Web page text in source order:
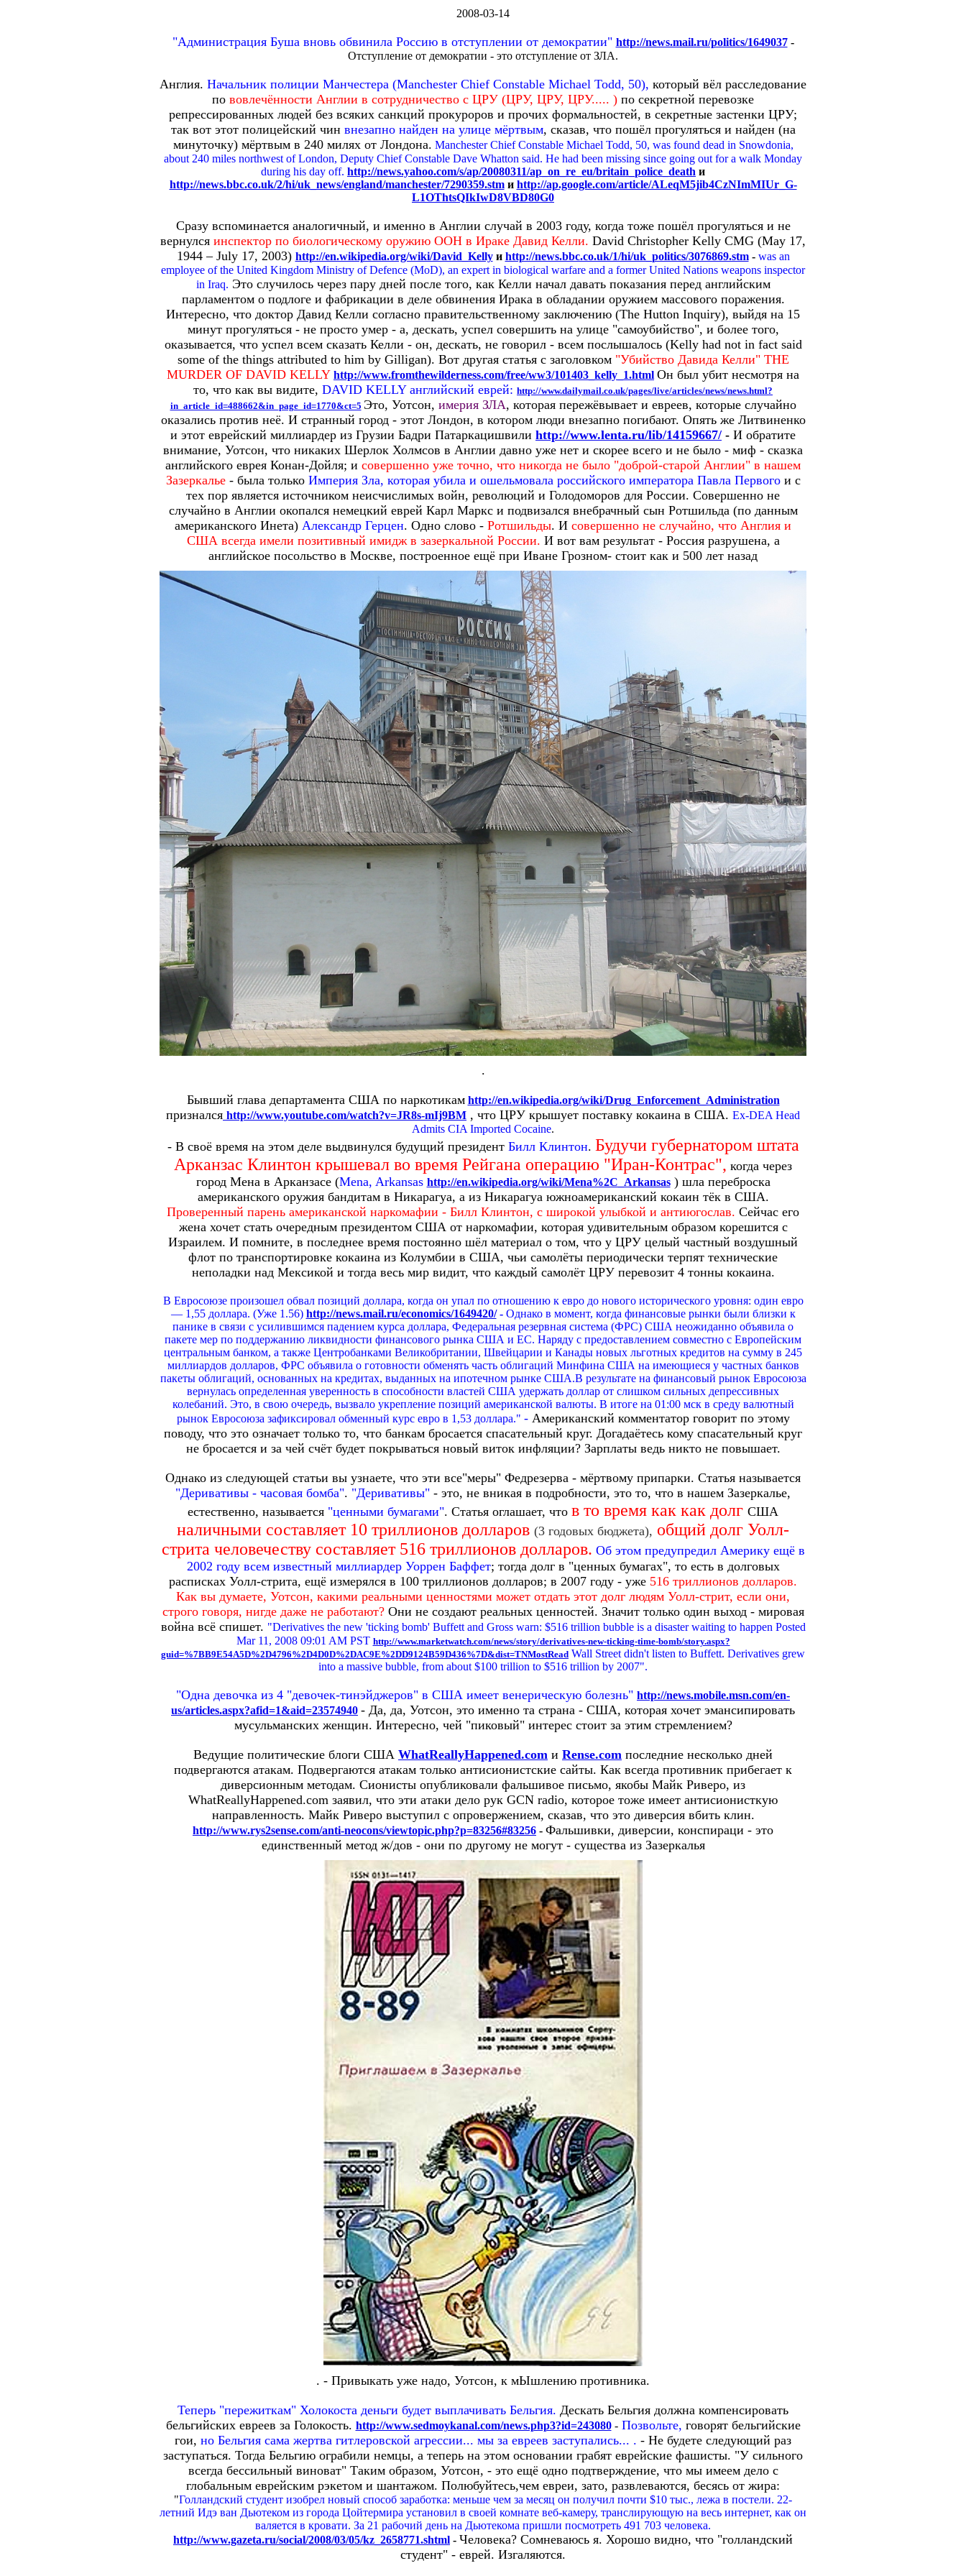
2008-03-14
"Администрация Буша вновь обвинила Россию в отступлении от демократии" http://news.mail.ru/politics/1649037-
Отступление от демократии - это отступление от ЗЛА.
Англия. Начальник полиции Манчестера (Manchester Chief Constable Michael Todd, 50), который вёл расследование
по вовлечённости Англии в сотрудничество с ЦРУ (ЦРУ, ЦРУ, ЦРУ..... ) по секретной перевозке
репрессированных людей без всяких санкций прокуроров и прочих формальностей, в секретные застенки ЦРУ;
так вот этот полицейский чин внезапно найден на улице мёртвым, сказав, что пошёл прогуляться и найден (на
минуточку) мёртвым в 240 милях от Лондона. Manchester Chief Constable Michael Todd, 50, was found dead in Snowdonia,
about 240 miles northwest of London, Deputy Chief Constable Dave Whatton said. He had been missing since going out for a walk Monday
during his day off. http://news.yahoo.com/s/ap/20080311/ap_on_re_eu/britain_police_death и
http://news.bbc.co.uk/2/hi/uk_news/england/manchester/7290359.stmи http://ap.google.com/article/ALeqM5jib4CzNImMIUr_G-
L1OThtsQIkIwD8VBD80G0
Сразу вспоминается аналогичный, и именно в Англии случай в 2003 году, когда тоже пошёл прогуляться и не
вернулся инспектор по биологическому оружию ООН в Ираке Давид Келли. David Christopher Kelly CMG (May 17,
1944 – July 17, 2003) http://en.wikipedia.org/wiki/David_Kellyи http://news.bbc.co.uk/1/hi/uk_politics/3076869.stm- was an
employee of the United Kingdom Ministry of Defence (MoD), an expert in biological warfare and a former United Nations weapons inspector
in Iraq. Это случилось через пару дней после того, как Келли начал давать показания перед английским
парламентом о подлоге и фабрикации в деле обвинения Ирака в обладании оружием массового поражения.
Интересно, что доктор Давид Келли согласно правительственному заключению (The Hutton Inquiry), выйдя на 15
минут прогуляться - не просто умер - а, дескать, успел совершить на улице "самоубийство", и более того,
оказывается, что успел всем сказать Келли - он, дескать, не говорил - всем послышалось (Kelly had not in fact said
some of the things attributed to him by Gilligan). Вот другая статья с заголовком "Убийство Давида Келли" THE
MURDER OF DAVID KELLY http://www.fromthewilderness.com/free/ww3/101403_kelly_1.html Он был убит несмотря на
то, что как вы видите, DAVID KELLY английский еврей: http://www.dailymail.co.uk/pages/live/articles/news/news.html?
in_article_id=488662&in_page_id=1770&ct=5 Это, Уотсон, имерия ЗЛА, которая пережёвывает и евреев, которые случайно
оказались против неё. И странный город - этот Лондон, в котором люди внезапно погибают. Опять же Литвиненко
и этот еврейский миллиардер из Грузии Бадри Патаркацишвили http://www.lenta.ru/lib/14159667/ - И обратите
внимание, Уотсон, что никаких Шерлок Холмсов в Англии давно уже нет и скорее всего и не было - миф - сказка
английского еврея Конан-Дойля; и совершенно уже точно, что никогда не было "доброй-старой Англии" в нашем
Зазеркалье- была только Империя Зла, которая убила и ошельмовала российского императора Павла Первогои с
тех пор является источником неисчислимых войн, революций и Голодоморов для России. Совершенно не
случайно в Англии окопался немецкий еврей Карл Маркс и подвизался внебрачный сын Ротшильда (по данным
американского Инета) Александр Герцен. Одно слово - Ротшильды. И совершенно не случайно, что Англия и
США всегда имели позитивный имидж в зазеркальной России. И вот вам результат - Россия разрушена, а
английское посольство в Москве, построенное ещё при Иване Грозном- стоит как и 500 лет назад
.
Бывший глава департамента США по наркотикам http://en.wikipedia.org/wiki/Drug_Enforcement_Administration
признался http://www.youtube.com/watch?v=JR8s-mIj9BM , что ЦРУ крышует поставку кокаина в США. Ex-DEA Head
Admits CIA Imported Cocaine.
- В своё время на этом деле выдвинулся будущий президент Билл Клинтон. Будучи губернатором штата
Арканзас Клинтон крышевал во время Рейгана операцию "Иран-Контрас", когда через
город Мена в Арканзасе (Mena, Arkansas http://en.wikipedia.org/wiki/Mena%2C_Arkansas ) шла переброска
американского оружия бандитам в Никарагуа, а из Никарагуа южноамериканский кокаин тёк в США.
Проверенный парень американской наркомафии - Билл Клинтон, с широкой улыбкой и антиюгослав. Сейчас его
жена хочет стать очередным президентом США от наркомафии, которая удивительным образом корешится с
Израилем. И помните, в последнее время постоянно шёл материал о том, что у ЦРУ целый частный воздушный
флот по транспортировке кокаина из Колумбии в США, чьи самолёты периодически терпят технические
неполадки над Мексикой и тогда весь мир видит, что каждый самолёт ЦРУ перевозит 4 тонны кокаина.
В Евросоюзе произошел обвал позиций доллара, когда он упал по отношению к евро до нового исторического уровня: один евро
— 1,55 доллара. (Уже 1.56) http://news.mail.ru/economics/1649420/- Однако в момент, когда финансовые рынки были близки к
панике в связи с усилившимся падением курса доллара, Федеральная резервная система (ФРС) США неожиданно объявила о
пакете мер по поддержанию ликвидности финансового рынка США и ЕС. Наряду с предоставлением совместно с Европейским
центральным банком, а также Центробанками Великобритании, Швейцарии и Канады новых льготных кредитов на сумму в 245
миллиардов долларов, ФРС объявила о готовности обменять часть облигаций Минфина США на имеющиеся у частных банков
пакеты облигаций, основанных на кредитах, выданных на ипотечном рынке США.В результате на финансовый рынок Евросоюза
вернулась определенная уверенность в способности властей США удержать доллар от слишком сильных депрессивных
колебаний. Это, в свою очередь, вызвало укрепление позиций американской валюты. В итоге на 01:00 мск в среду валютный
рынок Евросоюза зафиксировал обменный курс евро в 1,53 доллара." -Американский комментатор говорит по этому
поводу, что это означает только то, что банкам бросается спасательный круг. Догадаётесь кому спасательный круг
не бросается и за чей счёт будет покрываться новый виток инфляции? Зарплаты ведь никто не повышает.
Однако из следующей статьи вы узнаете, что эти все"меры" Федрезерва - мёртвому припарки. Статья называется
"Деривативы - часовая бомба". "Деривативы" - это, не вникая в подробности, это то, что в нашем Зазеркалье,
естественно, называется "ценными бумагами". Статья оглашает, что в то время как как долг США
наличными составляет 10 триллионов долларов (3 годовых бюджета), общий долг Уолл-
стрита человечеству составляет 516 триллионов долларов. Об этом предупредил Америку ещё в
2002 году всем известный миллиардер Уоррен Баффет; тогда долг в "ценных бумагах", то есть в долговых
расписках Уолл-стрита, ещё измерялся в 100 триллионов долларов; в 2007 году - уже 516 триллионов долларов.
Как вы думаете, Уотсон, какими реальными ценностями может отдать этот долг людям Уолл-стрит, если они,
строго говоря, нигде даже не работают? Они не создают реальных ценностей. Значит только один выход - мировая
война всё спишет. "Derivatives the new 'ticking bomb' Buffett and Gross warn: $516 trillion bubble is a disaster waiting to happen Posted
Mar 11, 2008 09:01 AM PST http://www.marketwatch.com/news/story/derivatives-new-ticking-time-bomb/story.aspx?
guid=%7BB9E54A5D%2D4796%2D4D0D%2DAC9E%2DD9124B59D436%7D&dist=TNMostRead Wall Street didn't listen to Buffett. Derivatives grew
into a massive bubble, from about $100 trillion to $516 trillion by 2007".
"Одна девочка из 4 "девочек-тинэйджеров" в США имеет венерическую болезнь" http://news.mobile.msn.com/en-
us/articles.aspx?afid=1&aid=23574940 - Да, да, Уотсон, это именно та страна - США, которая хочет эмансипировать
мусульманских женщин. Интересно, чей "пиковый" интерес стоит за этим стремлением?
Ведущие политические блоги США WhatReallyHappened.com и Rense.com последние несколько дней
подвергаются атакам. Подвергаются атакам только антисионистские сайты. Как всегда противник прибегает к
диверсионным методам. Сионисты опубликовали фальшивое письмо, якобы Майк Риверо, из
WhatReallyHappened.com заявил, что эти атаки дело рук GCN radio, которое тоже имеет антисионисткую
направленность. Майк Риверо выступил с опровержением, сказав, что это диверсия вбить клин.
http://www.rys2sense.com/anti-neocons/viewtopic.php?p=83256#83256 - Фальшивки, диверсии, конспираци - это
единственный метод ж/дов - они по другому не могут - существа из Зазеркалья
. - Привыкать уже надо, Уотсон, к мЫшлению противника.
Теперь "пережиткам" Холокоста деньги будет выплачивать Бельгия. Дескать Бельгия должна компенсировать
бельгийских евреев за Голокость. http://www.sedmoykanal.com/news.php3?id=243080- Позвольте, говорят бельгийские
гои, но Бельгия сама жертва гитлеровской агрессии... мы за евреев заступались... . - Не будете следующий раз
заступаться. Тогда Бельгию ограбили немцы, а теперь на этом основании грабят еврейские фашисты. "У сильного
всегда бессильный виноват" Таким образом, Уотсон, - это ещё одно подтверждение, что мы имеем дело с
глобальным еврейским рэкетом и шантажом. Полюбуйтесь,чем евреи, зато, развлеваются, бесясь от жира:
"Голландский студент изобрел новый способ заработка: меньше чем за месяц он получил почти $10 тыс., лежа в постели. 22-
летний Идэ ван Дьютеком из города Цойтермира установил в своей комнате веб-камеру, транслирующую на весь интернет, как он
валяется в кровати. За 21 рабочий день на Дьютекома пришли посмотреть 491 703 человека.
http://www.gazeta.ru/social/2008/03/05/kz_2658771.shtml - Человека? Сомневаюсь я. Хорошо видно, что "голландский
студент" - еврей. Изгаляются.